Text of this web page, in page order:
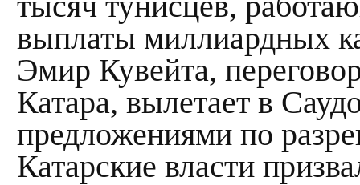
выплаты миллиардных
Эмир Кувейта,
Катара, вылетает в
предложениями по
Катарские власти